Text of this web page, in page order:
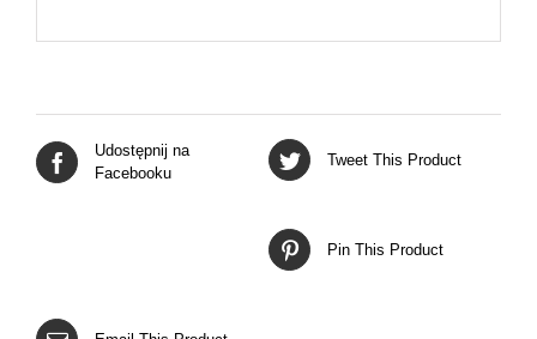
Udostępnij na
Facebooku
Tweet This Product
Pin This Product